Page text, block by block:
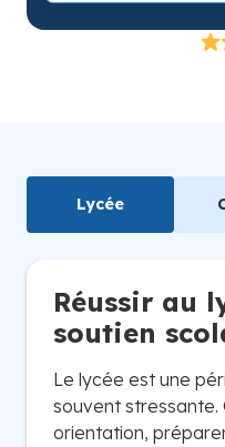
Lycée
Réussir au
soutien
Le lycée est une
souvent stressante.
orientation,